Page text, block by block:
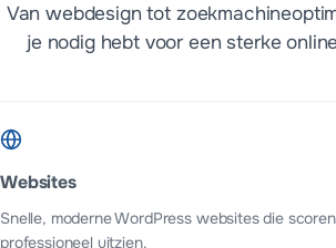
Van webdesign tot
je nodig hebt voor een sterke
Websites
Snelle, moderne WordPress websites die
professioneel uitzien.